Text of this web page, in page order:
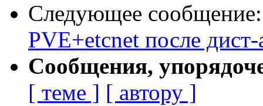
Следующее
PVE+etcnet после дист-
Сообщения,
[ теме ] [ автору ]